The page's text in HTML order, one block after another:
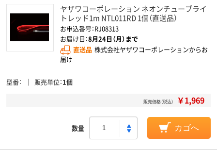
ヤザワコーポレーション ネオンチューブライ
トレッド1m NTL011RD 1個（直送品）
お申込番号：RJ08313
お届け日：8月24日（月）まで
直送品 株式会社ヤザワコーポレーションからお
届け
型番 販売単位 1個
販売価格（税込） ￥1,969
数量 カゴへ